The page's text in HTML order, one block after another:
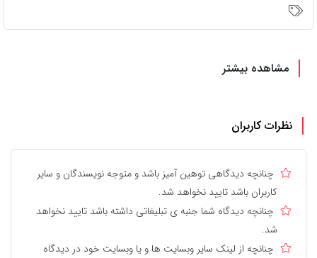
مشاهده بیشتر
نظرات کاربران
چنانچه دیدگاهی توهین آمیز باشد و متوجه نویسندگان و سایر
کاربران باشد تایید نخواهد شد.
چنانچه دیدگاه شما جنبه ی تبلیغاتی داشته باشد تایید نخواهد
شد.
چنانچه از لینک سایر وبسایت ها و یا وبسایت خود در دیدگاه